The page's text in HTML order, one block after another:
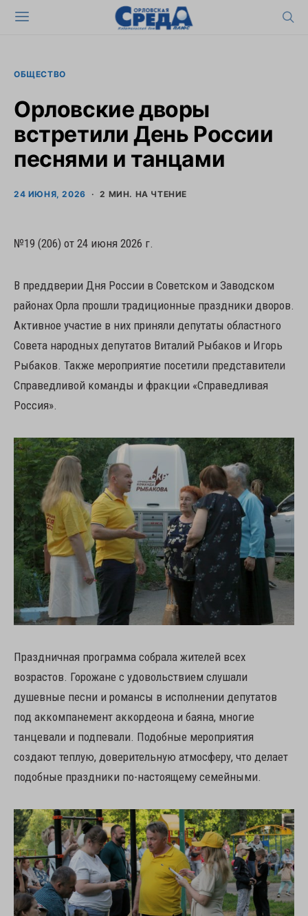
ОБЩЕСТВО
Орловские дворы
встретили День России
песнями и танцами
24 ИЮНЯ, 2026 2 МИН. НА ЧТЕНИЕ
№19 (206) от 24 июня 2026 г.
В преддверии Дня России в Советском и Заводском
районах Орла прошли традиционные праздники дворов.
Активное участие в них приняли депутаты областного
Совета народных депутатов Виталий Рыбаков и Игорь
Рыбаков. Также мероприятие посетили представители
Справедливой команды и фракции «Справедливая
Россия».
Праздничная программа собрала жителей всех
возрастов. Горожане с удовольствием слушали
душевные песни и романсы в исполнении депутатов
под аккомпанемент аккордеона и баяна, многие
танцевали и подпевали. Подобные мероприятия
создают теплую, доверительную атмосферу, что делает
подобные праздники по-настоящему семейными.